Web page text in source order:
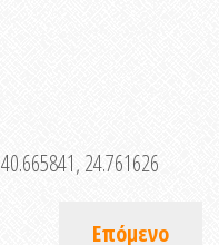
40.665841, 24.761626
Επόμενο